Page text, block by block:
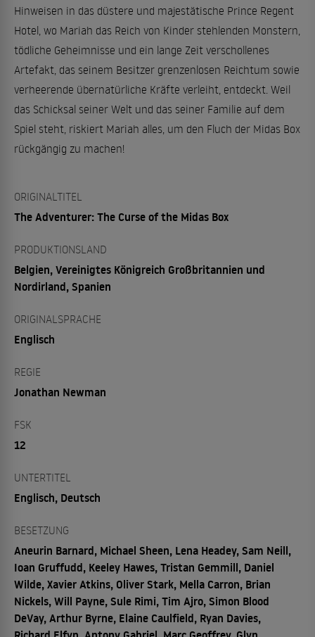
Hinweisen in das düstere und majestätische Prince Regent
Hotel, wo Mariah das Reich von Kinder stehlenden Monstern,
tödliche Geheimnisse und ein lange Zeit verschollenes
Artefakt, das seinem Besitzer grenzenlosen Reichtum sowie
verheerende übernatürliche Kräfte verleiht, entdeckt. Weil
das Schicksal seiner Welt und das seiner Familie auf dem
Spiel steht, riskiert Mariah alles, um den Fluch der Midas Box
rückgängig zu machen!
ORIGINALTITEL
The Adventurer: The Curse of the Midas Box
PRODUKTIONSLAND
Belgien, Vereinigtes Königreich Großbritannien und
Nordirland, Spanien
ORIGINALSPRACHE
Englisch
REGIE
Jonathan Newman
FSK
12
UNTERTITEL
Englisch, Deutsch
BESETZUNG
Aneurin Barnard, Michael Sheen, Lena Headey, Sam Neill,
Ioan Gruffudd, Keeley Hawes, Tristan Gemmill, Daniel
Wilde, Xavier Atkins, Oliver Stark, Mella Carron, Brian
Nickels, Will Payne, Sule Rimi, Tim Ajro, Simon Blood
DeVay, Arthur Byrne, Elaine Caulfield, Ryan Davies,